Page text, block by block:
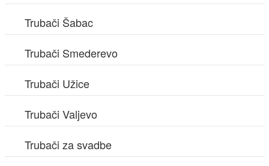
Trubači Šabac
Trubači Smederevo
Trubači Užice
Trubači Valjevo
Trubači za svadbe